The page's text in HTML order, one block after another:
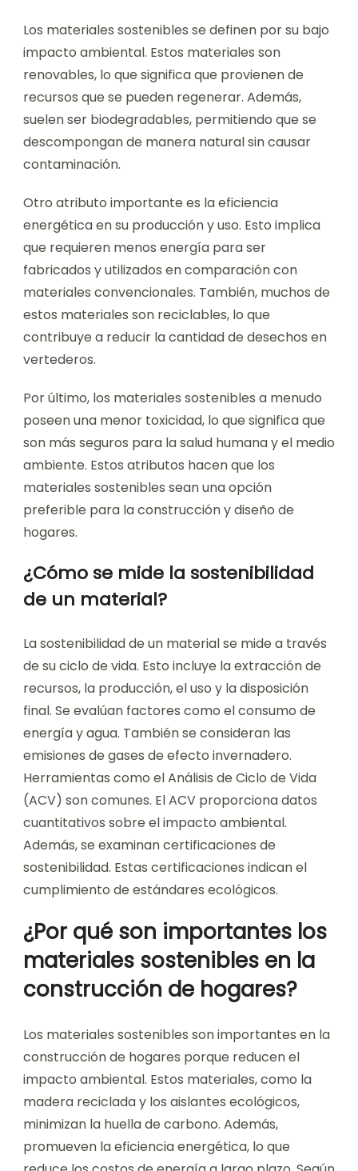
Los materiales sostenibles se definen por su bajo
impacto ambiental. Estos materiales son
renovables, lo que significa que provienen de
recursos que se pueden regenerar. Además,
suelen ser biodegradables, permitiendo que se
descompongan de manera natural sin causar
contaminación.
Otro atributo importante es la eficiencia
energética en su producción y uso. Esto implica
que requieren menos energía para ser
fabricados y utilizados en comparación con
materiales convencionales. También, muchos de
estos materiales son reciclables, lo que
contribuye a reducir la cantidad de desechos en
vertederos.
Por último, los materiales sostenibles a menudo
poseen una menor toxicidad, lo que significa que
son más seguros para la salud humana y el medio
ambiente. Estos atributos hacen que los
materiales sostenibles sean una opción
preferible para la construcción y diseño de
hogares.
¿Cómo se mide la sostenibilidad
de un material?
La sostenibilidad de un material se mide a través
de su ciclo de vida. Esto incluye la extracción de
recursos, la producción, el uso y la disposición
final. Se evalúan factores como el consumo de
energía y agua. También se consideran las
emisiones de gases de efecto invernadero.
Herramientas como el Análisis de Ciclo de Vida
(ACV) son comunes. El ACV proporciona datos
cuantitativos sobre el impacto ambiental.
Además, se examinan certificaciones de
sostenibilidad. Estas certificaciones indican el
cumplimiento de estándares ecológicos.
¿Por qué son importantes los
materiales sostenibles en la
construcción de hogares?
Los materiales sostenibles son importantes en la
construcción de hogares porque reducen el
impacto ambiental. Estos materiales, como la
madera reciclada y los aislantes ecológicos,
minimizan la huella de carbono. Además,
promueven la eficiencia energética, lo que